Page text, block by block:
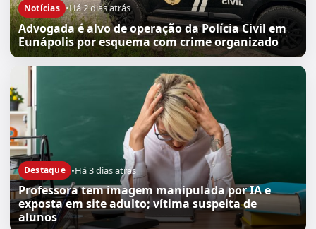
Notícias •Há 2 dias atrás
Advogada é alvo de operação da Polícia Civil em
Eunápolis por esquema com crime organizado
Destaque •Há 3 dias atrás
Professora tem imagem manipulada por IA e
exposta em site adulto; vítima suspeita de
alunos